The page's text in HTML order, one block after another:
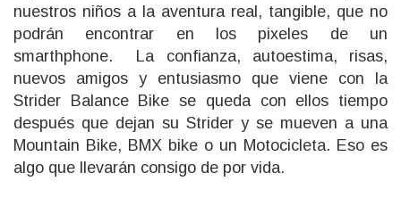
nuestros niños a la aventura real, tangible, que no
podrán encontrar en los pixeles de un
smarthphone. La confianza, autoestima, risas,
nuevos amigos y entusiasmo que viene con la
Strider Balance Bike se queda con ellos tiempo
después que dejan su Strider y se mueven a una
Mountain Bike, BMX bike o un Motocicleta. Eso es
algo que llevarán consigo de por vida.